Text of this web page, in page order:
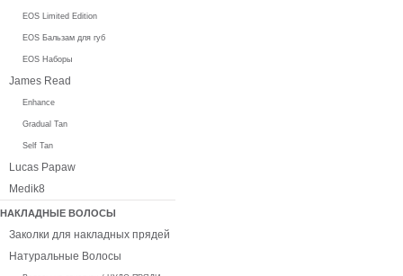
EOS Limited Edition
EOS Бальзам для губ
EOS Наборы
James Read
Enhance
Gradual Tan
Self Tan
Lucas Papaw
Medik8
НАКЛАДНЫЕ ВОЛОСЫ
Заколки для накладных прядей
Натуральные Волосы